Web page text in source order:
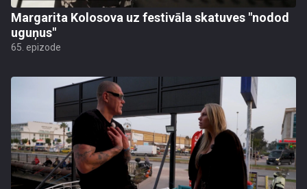
Margarita Kolosova uz festivāla skatuves "nodod
uguņus"
65. epizode